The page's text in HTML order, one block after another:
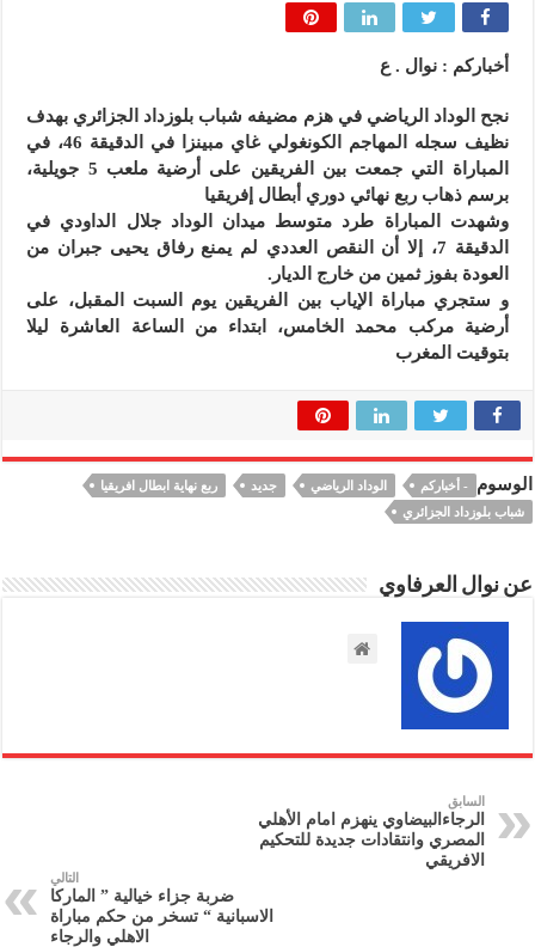
أخباركم : نوال . ع
نجح الوداد الرياضي في هزم مضيفه شباب بلوزداد الجزائري بهدف
نظيف سجله المهاجم الكونغولي غاي مبينزا في الدقيقة 46، في
المباراة التي جمعت بين الفريقين على أرضية ملعب 5 جويلية،
برسم ذهاب ربع نهائي دوري أبطال إفريقيا
وشهدت المباراة طرد متوسط ميدان الوداد جلال الداودي في
الدقيقة 7، إلا أن النقص العددي لم يمنع رفاق يحيى جبران من
العودة بفوز ثمين من خارج الديار.
و ستجري مباراة الإياب بين الفريقين يوم السبت المقبل، على
أرضية مركب محمد الخامس، ابتداء من الساعة العاشرة ليلا
بتوقيت المغرب
الوسوم - أخباركم الوداد الرياضي جديد
ربع نهاية ابطال افريقيا
شباب بلوزداد الجزائري
عن نوال العرفاوي
السابق
الرجاءالبيضاوي ينهزم امام الأهلي
المصري وانتقادات جديدة للتحكيم
الافريقي
التالي
ضربة جزاء خيالية ” الماركا
الاسبانية “ تسخر من حكم مباراة
الاهلي والرجاء